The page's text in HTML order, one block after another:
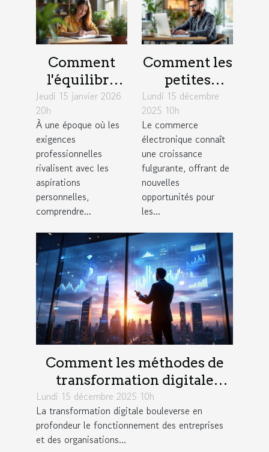
Comment
l'équilibre
travail-vie
personnelle
influence la
créativité?
Jeudi 15 janvier 2026
20h
À une époque où les
exigences
professionnelles
rivalisent avec les
aspirations
personnelles,
comprendre...
Comment les
petites
entreprises
peuvent
exploiter les
tendances du
commerce
électronique
?
Lundi 15 décembre
2025 10h
Le commerce
électronique connaît
une croissance
fulgurante, offrant de
nouvelles
opportunités pour
les...
Comment les méthodes de
transformation digitale
influencent-elles la
productivité?
Lundi 15 décembre 2025 10h
La transformation digitale bouleverse en
profondeur le fonctionnement des entreprises
et des organisations...